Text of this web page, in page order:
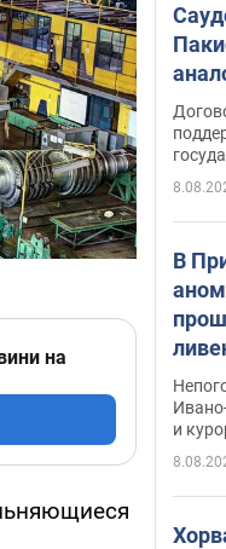
на
В
и